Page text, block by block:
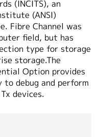
(INCITS), an
(ANSI)
Fibre Channel was
field, but has
type for storage
storage.The
Option provides
to debug and perform
devices.